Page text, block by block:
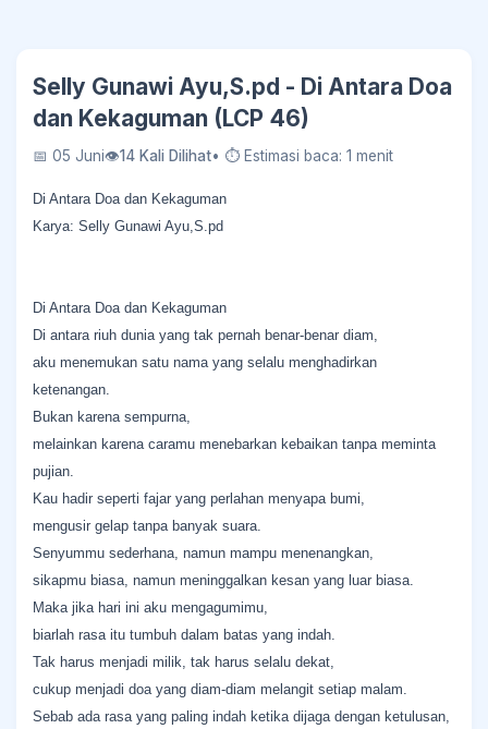
Selly Gunawi Ayu,S.pd - Di Antara Doa
dan Kekaguman (LCP 46)
📅 05 Juni👁14 Kali Dilihat• ⏱ Estimasi baca: 1 menit
Di Antara Doa dan Kekaguman
Karya: Selly Gunawi Ayu,S.pd
Di Antara Doa dan Kekaguman
Di antara riuh dunia yang tak pernah benar-benar diam,
aku menemukan satu nama yang selalu menghadirkan
ketenangan.
Bukan karena sempurna,
melainkan karena caramu menebarkan kebaikan tanpa meminta
pujian.
Kau hadir seperti fajar yang perlahan menyapa bumi,
mengusir gelap tanpa banyak suara.
Senyummu sederhana, namun mampu menenangkan,
sikapmu biasa, namun meninggalkan kesan yang luar biasa.
Maka jika hari ini aku mengagumimu,
biarlah rasa itu tumbuh dalam batas yang indah.
Tak harus menjadi milik, tak harus selalu dekat,
cukup menjadi doa yang diam-diam melangit setiap malam.
Sebab ada rasa yang paling indah ketika dijaga dengan ketulusan,